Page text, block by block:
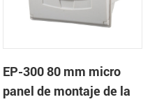
EP-300 80 mm micro
panel de montaje de la